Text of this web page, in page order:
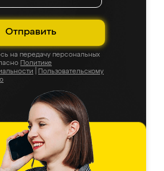
Отправить
на передачу персональных
Политике
Пользовательскому